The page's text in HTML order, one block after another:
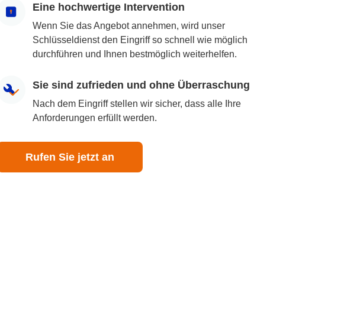
Eine hochwertige Intervention
Wenn Sie das Angebot annehmen, wird unser
Schlüsseldienst den Eingriff so schnell wie möglich
durchführen und Ihnen bestmöglich weiterhelfen.
Sie sind zufrieden und ohne Überraschung
Nach dem Eingriff stellen wir sicher, dass alle Ihre
Anforderungen erfüllt werden.
Rufen Sie jetzt an